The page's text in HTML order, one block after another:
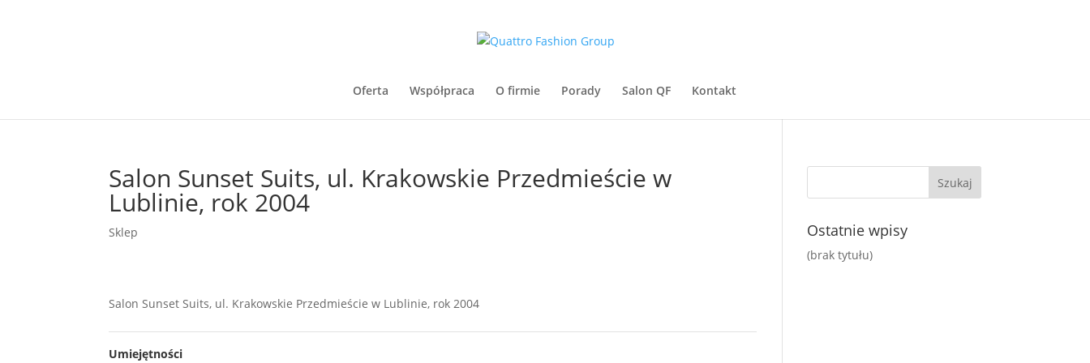
Oferta Współpraca O firmie Porady Salon QF Kontakt
Salon Sunset Suits, ul. Krakowskie Przedmieście w
Lublinie, rok 2004
Sklep
Salon Sunset Suits, ul. Krakowskie Przedmieście w Lublinie, rok 2004
Umiejętności
Ostatnie wpisy
(brak tytułu)